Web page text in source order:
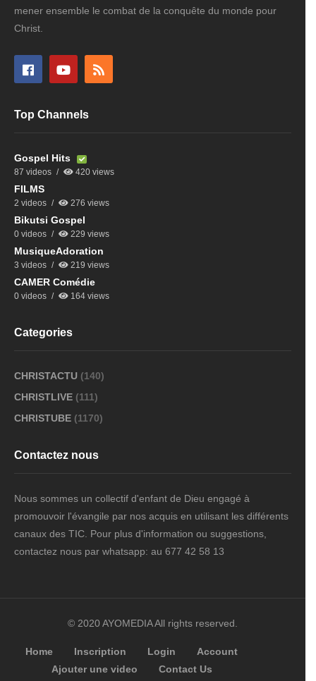
mener ensemble le combat de la conquête du monde pour
Christ.
Top Channels
Gospel Hits
87 videos 420 views
FILMS
2 videos 276 views
Bikutsi Gospel
0 videos 229 views
MusiqueAdoration
3 videos 219 views
CAMER Comédie
0 videos 164 views
Categories
CHRISTACTU (140)
CHRISTLIVE (111)
CHRISTUBE (1170)
Contactez nous
Nous sommes un collectif d'enfant de Dieu engagé à
promouvoir l'évangile par nos acquis en utilisant les différents
canaux des TIC. Pour plus d'information ou suggestions,
contactez nous par whatsapp: au 677 42 58 13
© 2020 AYOMEDIA All rights reserved.
Home Inscription Login
Account
Ajouter une video
Contact Us